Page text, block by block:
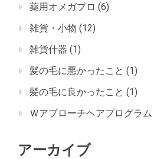
薬用オメガプロ (6)
雑貨・小物 (12)
雑貨什器 (1)
髪の毛に悪かったこと (1)
髪の毛に良かったこと (1)
Ｗアプローチヘアプログラム
アーカイブ